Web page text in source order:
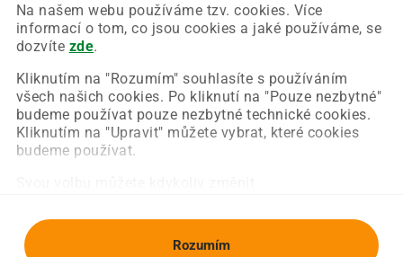
Na našem webu používáme tzv. cookies. Více
informací o tom, co jsou cookies a jaké používáme, se
dozvíte zde.
Kliknutím na "Rozumím" souhlasíte s používáním
všech našich cookies. Po kliknutí na "Pouze nezbytné"
budeme používat pouze nezbytné technické cookies.
Kliknutím na "Upravit" můžete vybrat, které cookies
budeme používat.
Rozumím
Chyba nastala na naší straně a už ji opravujeme.
Zkuste prosím znovu načíst požadovanou stránku.
Obnovit stránku Úvodní strana